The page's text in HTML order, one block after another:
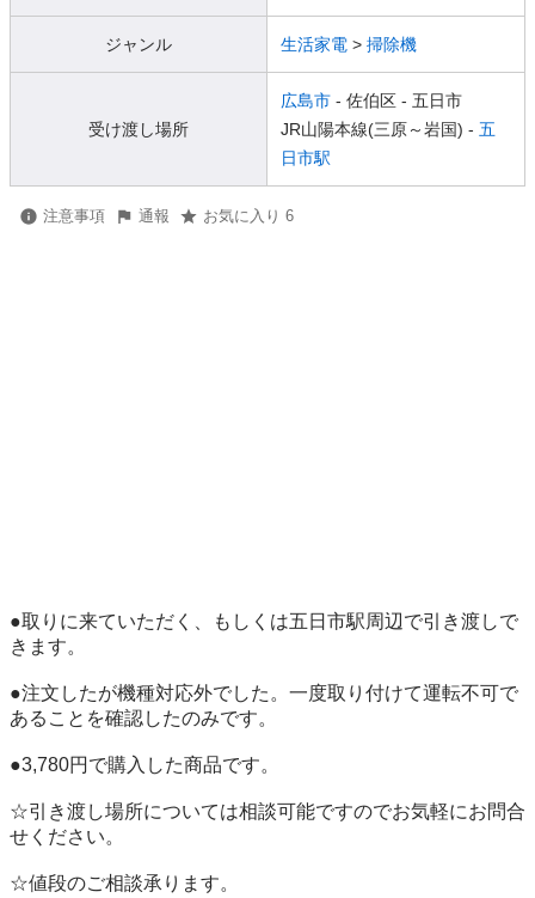
ジャンル 生活家電 > 掃除機
受け渡し場所
広島市 - 佐伯区 - 五日市
JR山陽本線(三原～岩国) - 五
日市駅
注意事項 通報 お気に入り 6
●取りに来ていただく、もしくは五日市駅周辺で引き渡しで
きます。
●注文したが機種対応外でした。一度取り付けて運転不可で
あることを確認したのみです。
●3,780円で購入した商品です。
☆引き渡し場所については相談可能ですのでお気軽にお問合
せください。
☆値段のご相談承ります。